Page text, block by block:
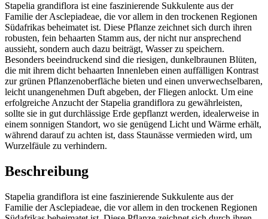
Stapelia grandiflora ist eine faszinierende Sukkulente aus der
Familie der Asclepiadeae, die vor allem in den trockenen Regionen
Südafrikas beheimatet ist. Diese Pflanze zeichnet sich durch ihren
robusten, fein behaarten Stamm aus, der nicht nur ansprechend
aussieht, sondern auch dazu beiträgt, Wasser zu speichern.
Besonders beeindruckend sind die riesigen, dunkelbraunen Blüten,
die mit ihrem dicht behaarten Innenleben einen auffälligen Kontrast
zur grünen Pflanzenoberfläche bieten und einen unverwechselbaren,
leicht unangenehmen Duft abgeben, der Fliegen anlockt. Um eine
erfolgreiche Anzucht der Stapelia grandiflora zu gewährleisten,
sollte sie in gut durchlässige Erde gepflanzt werden, idealerweise in
einem sonnigen Standort, wo sie genügend Licht und Wärme erhält,
während darauf zu achten ist, dass Staunässe vermieden wird, um
Wurzelfäule zu verhindern.
Beschreibung
Stapelia grandiflora ist eine faszinierende Sukkulente aus der
Familie der Asclepiadeae, die vor allem in den trockenen Regionen